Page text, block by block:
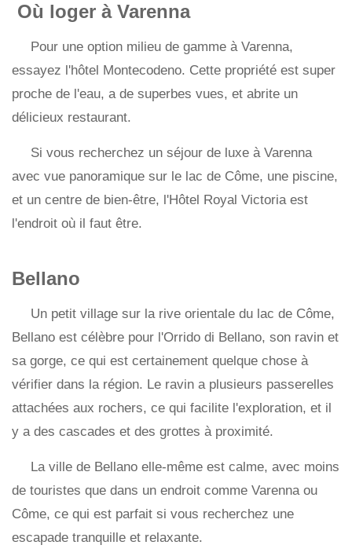
Où loger à Varenna
Pour une option milieu de gamme à Varenna,
essayez l'hôtel Montecodeno. Cette propriété est super
proche de l'eau, a de superbes vues, et abrite un
délicieux restaurant.
Si vous recherchez un séjour de luxe à Varenna
avec vue panoramique sur le lac de Côme, une piscine,
et un centre de bien-être, l'Hôtel Royal Victoria est
l'endroit où il faut être.
Bellano
Un petit village sur la rive orientale du lac de Côme,
Bellano est célèbre pour l'Orrido di Bellano, son ravin et
sa gorge, ce qui est certainement quelque chose à
vérifier dans la région. Le ravin a plusieurs passerelles
attachées aux rochers, ce qui facilite l'exploration, et il
y a des cascades et des grottes à proximité.
La ville de Bellano elle-même est calme, avec moins
de touristes que dans un endroit comme Varenna ou
Côme, ce qui est parfait si vous recherchez une
escapade tranquille et relaxante.